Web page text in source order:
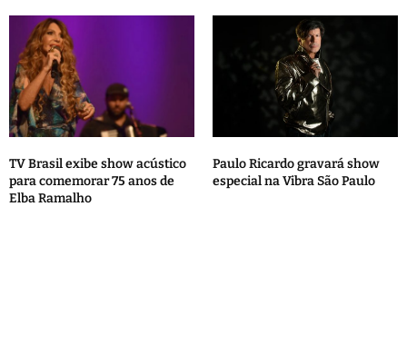
TV Brasil exibe show acústico
para comemorar 75 anos de
Elba Ramalho
Paulo Ricardo gravará show
especial na Vibra São Paulo